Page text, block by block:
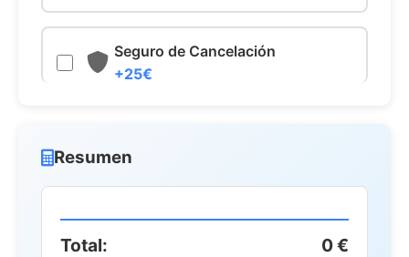
Seguro de Cancelación
+25€
Resumen
Total: 0 €